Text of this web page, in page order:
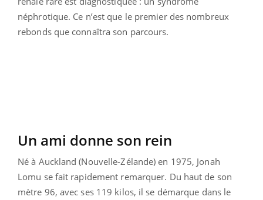
néphrotique. Ce n’est que le premier des nombreux
rebonds que connaîtra son parcours.
Un ami donne son rein
Né à Auckland (Nouvelle-Zélande) en 1975, Jonah
Lomu se fait rapidement remarquer. Du haut de son
mètre 96, avec ses 119 kilos, il se démarque dans le